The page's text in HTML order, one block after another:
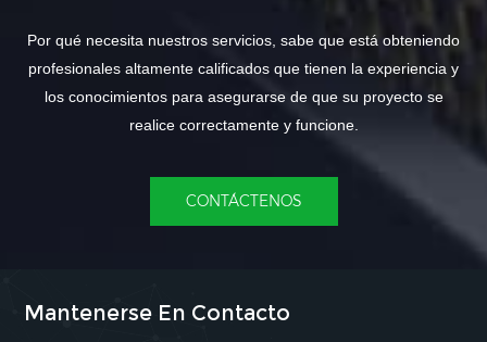
Por qué necesita nuestros servicios, sabe que está obteniendo
profesionales altamente calificados que tienen la experiencia y
los conocimientos para asegurarse de que su proyecto se
realice correctamente y funcione.
CONTÁCTENOS
Mantenerse En Contacto